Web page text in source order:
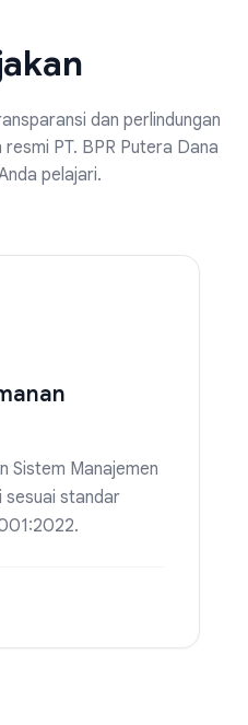
dan perlindungan
PT. BPR Putera Dana
pelajari.
Sistem Manajemen
sesuai standar